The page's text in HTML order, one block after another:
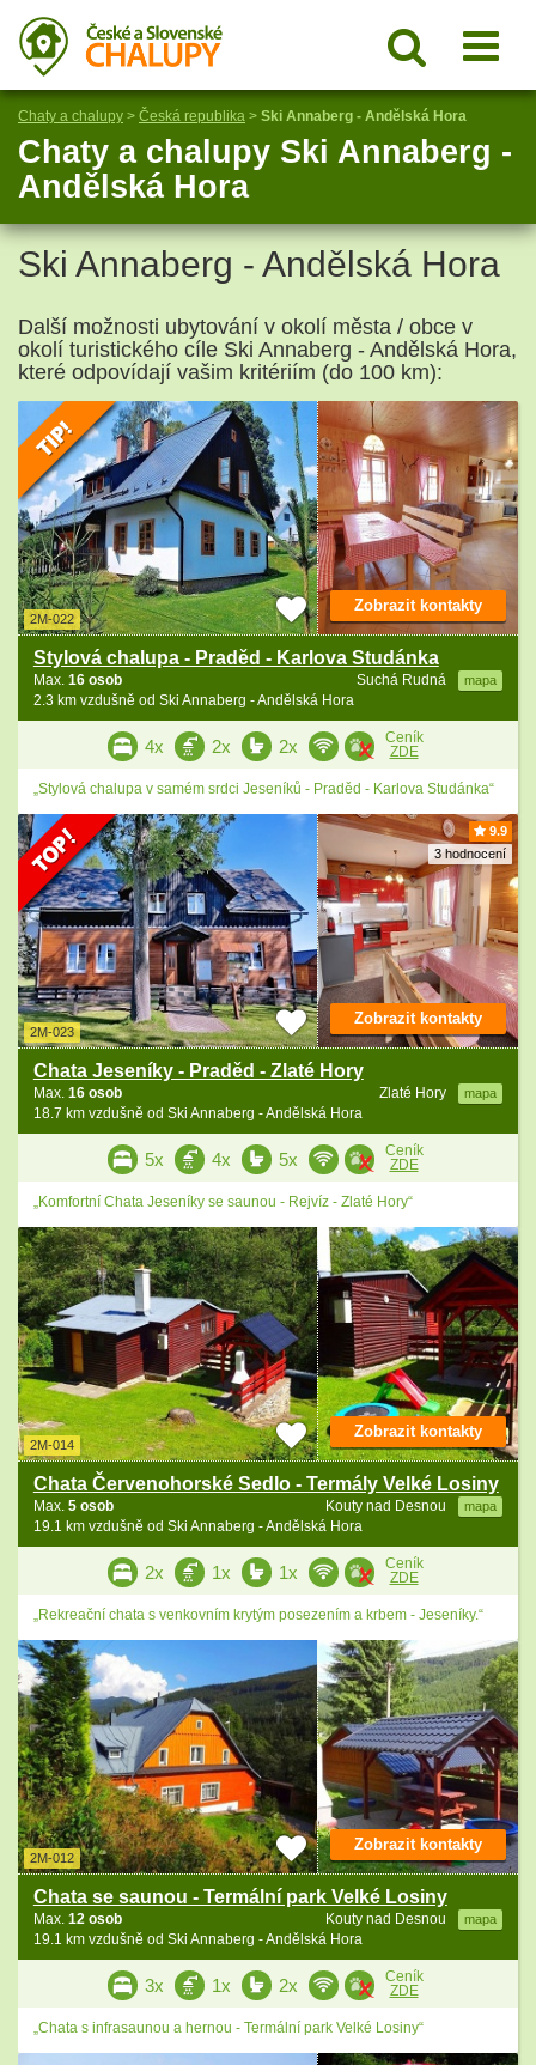
Chaty a chalupy > Česká republika > Ski Annaberg - Andělská Hora
Chaty a chalupy Ski Annaberg -
Andělská Hora
Ski Annaberg - Andělská Hora
Další možnosti ubytování v okolí města / obce v
okolí turistického cíle Ski Annaberg - Andělská Hora,
které odpovídají vašim kritériím (do 100 km):
2M-022
Stylová chalupa - Praděd - Karlova Studánka
Suchá Rudná mapa
Max. 16 osob
2.3 km vzdušně od Ski Annaberg - Andělská Hora
Zobrazit kontakty
4x 2x 2x
Ceník
ZDE
„Stylová chalupa v samém srdci Jeseníků - Praděd - Karlova Studánka“
9.9
3 hodnocení
2M-023
Chata Jeseníky - Praděd - Zlaté Hory
Zlaté Hory mapa
Max. 16 osob
18.7 km vzdušně od Ski Annaberg - Andělská Hora
Zobrazit kontakty
5x 4x 5x
Ceník
ZDE
„Komfortní Chata Jeseníky se saunou - Rejvíz - Zlaté Hory“
2M-014
Chata Červenohorské Sedlo - Termály Velké Losiny
Kouty nad Desnou mapa
Max. 5 osob
19.1 km vzdušně od Ski Annaberg - Andělská Hora
Zobrazit kontakty
2x 1x 1x
Ceník
ZDE
„Rekreační chata s venkovním krytým posezením a krbem - Jeseníky.“
2M-012
Chata se saunou - Termální park Velké Losiny
Kouty nad Desnou mapa
Max. 12 osob
19.1 km vzdušně od Ski Annaberg - Andělská Hora
Zobrazit kontakty
3x 1x 2x
Ceník
ZDE
„Chata s infrasaunou a hernou - Termální park Velké Losiny“